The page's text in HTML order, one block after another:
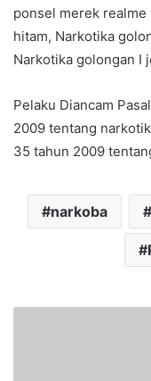
ponsel merek
hitam, Narkotika
Narkotika golongan I
Pelaku Diancam
2009 tentang
35 tahun 2009
narkoba